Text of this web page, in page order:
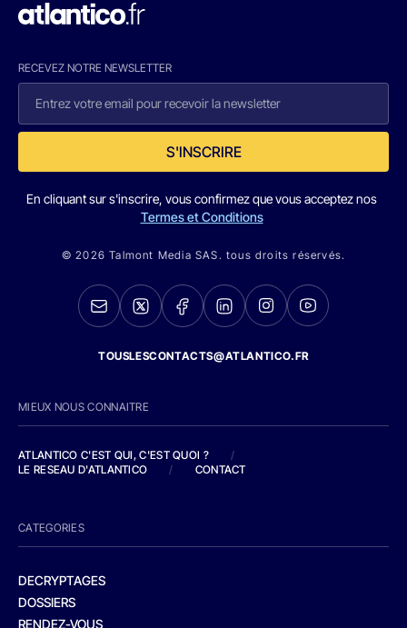
RECEVEZ NOTRE NEWSLETTER
S'INSCRIRE
En cliquant sur s'inscrire, vous confirmez que vous acceptez nos
Termes et Conditions
© 2026 Talmont Media SAS. tous droits réservés.
TOUSLESCONTACTS@ATLANTICO.FR
MIEUX NOUS CONNAITRE
ATLANTICO C'EST QUI, C'EST QUOI ?
/
LE RESEAU D'ATLANTICO
/ CONTACT
CATEGORIES
DECRYPTAGES
DOSSIERS
RENDEZ-VOUS